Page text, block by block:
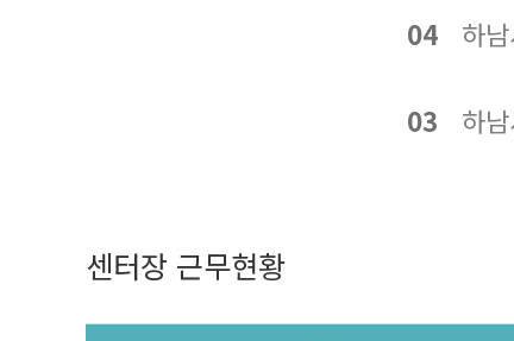
04 하
03 하
센터장 근무현황